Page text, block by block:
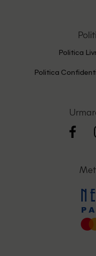
Politica
Politica